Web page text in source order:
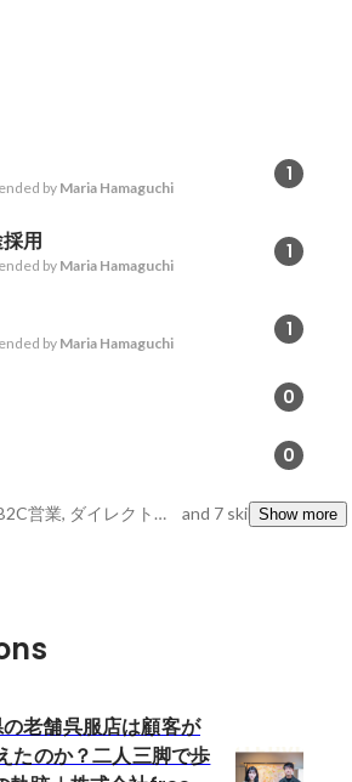
1
by Maria Hamaguchi
用 1
by Maria Hamaguchi
1
by Maria Hamaguchi
0
0
ライティング, B2C営業, ダイレクトリクルーティング and 7 skillsShow more
老舗呉服店は顧客が
たのか？二人三脚で歩